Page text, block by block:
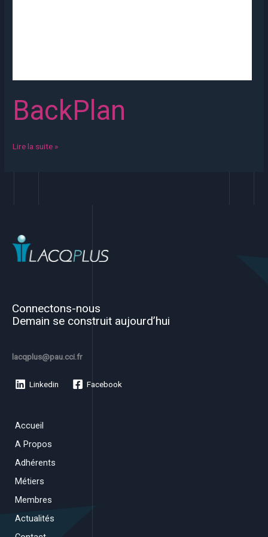
BackPlan
Lire la suite »
Connectons-nous
Demain se construit aujourd’hui
lacqplus@pau.cci.fr
Linkedin Facebook
Accueil
A Propos
Adhérents
Métiers
Membres
Actualités